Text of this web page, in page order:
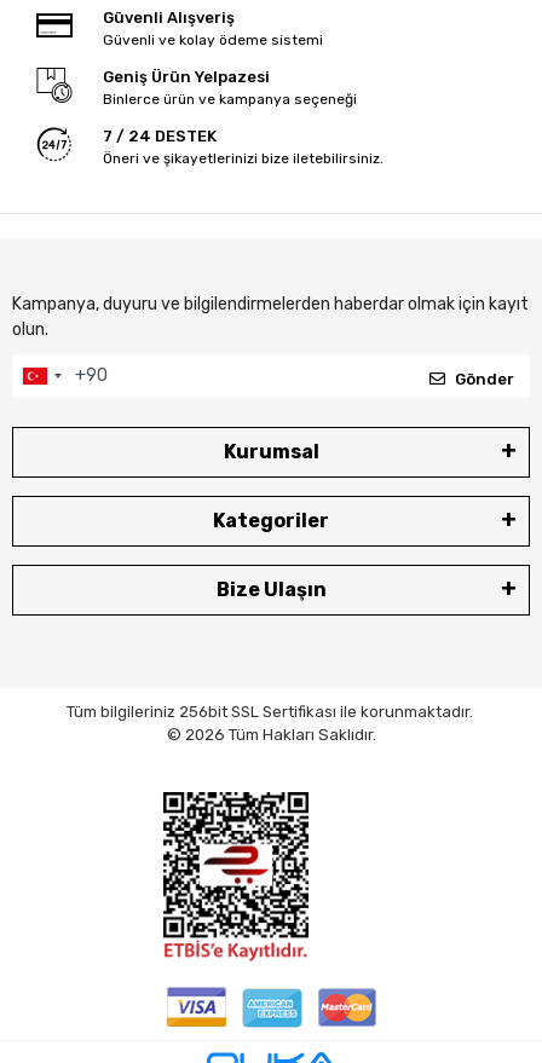
Güvenli Alışveriş
Güvenli ve kolay ödeme sistemi
Geniş Ürün Yelpazesi
Binlerce ürün ve kampanya seçeneği
7 / 24 DESTEK
Öneri ve şikayetlerinizi bize iletebilirsiniz.
Kampanya, duyuru ve bilgilendirmelerden haberdar olmak için kayıt
olun.
Gönder
Kurumsal
Kategoriler
Bize Ulaşın
Tüm bilgileriniz 256bit SSL Sertifikası ile korunmaktadır.
© 2026 Tüm Hakları Saklıdır.